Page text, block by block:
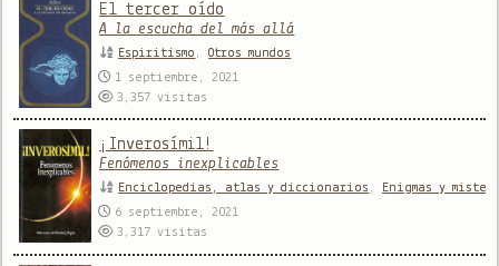
El tercer oído
A la escucha del más allá
Espiritismo ,Otros mundos
1 septiembre, 2021
3,357visitas
¡Inverosímil!
Fenómenos inexplicables
Enciclopedias, atlas y diccionarios ,
Enigmas y
6 septiembre, 2021
3,317visitas